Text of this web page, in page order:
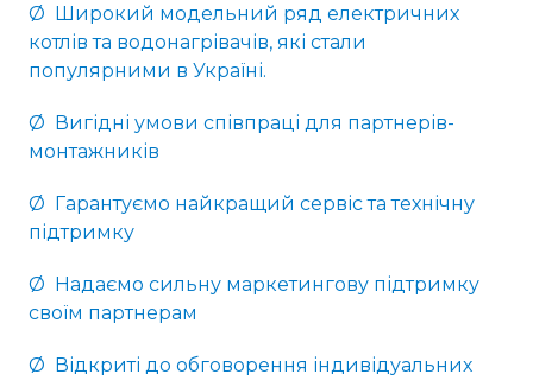
Ø Широкий модельний ряд електричних
котлів та водонагрівачів, які стали
популярними в Україні.
Ø Вигідні умови співпраці для партнерів-
монтажників
Ø Гарантуємо найкращий сервіс та технічну
підтримку
Ø Надаємо сильну маркетингову підтримку
своїм партнерам
Ø Відкриті до обговорення індивідуальних